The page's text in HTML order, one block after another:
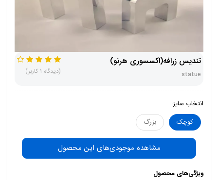
تندیس زرافه(اکسسوری هرنو)
statue (دیدگاه 1 کاربر)
انتخاب سایز:
کوچک
بزرگ
مشاهده موجودی‌های این محصول
ویژگی‌های محصول